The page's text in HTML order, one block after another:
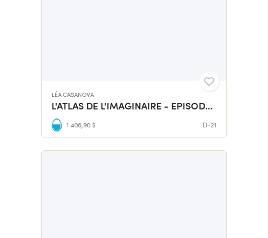
LÉA CASANOVA
L'ATLAS DE L'IMAGINAIRE - EPISODE 1 : L'ECOSSE
1 406,90 $ D-21